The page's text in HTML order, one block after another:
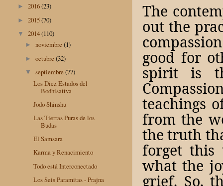
The
out the
good for
spirit is
teachings
from the
the truth
forget
what the
grief. So,
► 2016(23)
► 2015(70)
▼ 2014(110)
►noviembre(1)
►octubre(32)
▼septiembre(77)
Los Diez Estados del
Bodhisattva
Jodo Shinshu
Las Tierras Puras de los
Budas
El Samsara
Karma y Renacimiento
Todo está Interconectado
Los Seis Paramitas - Prajna